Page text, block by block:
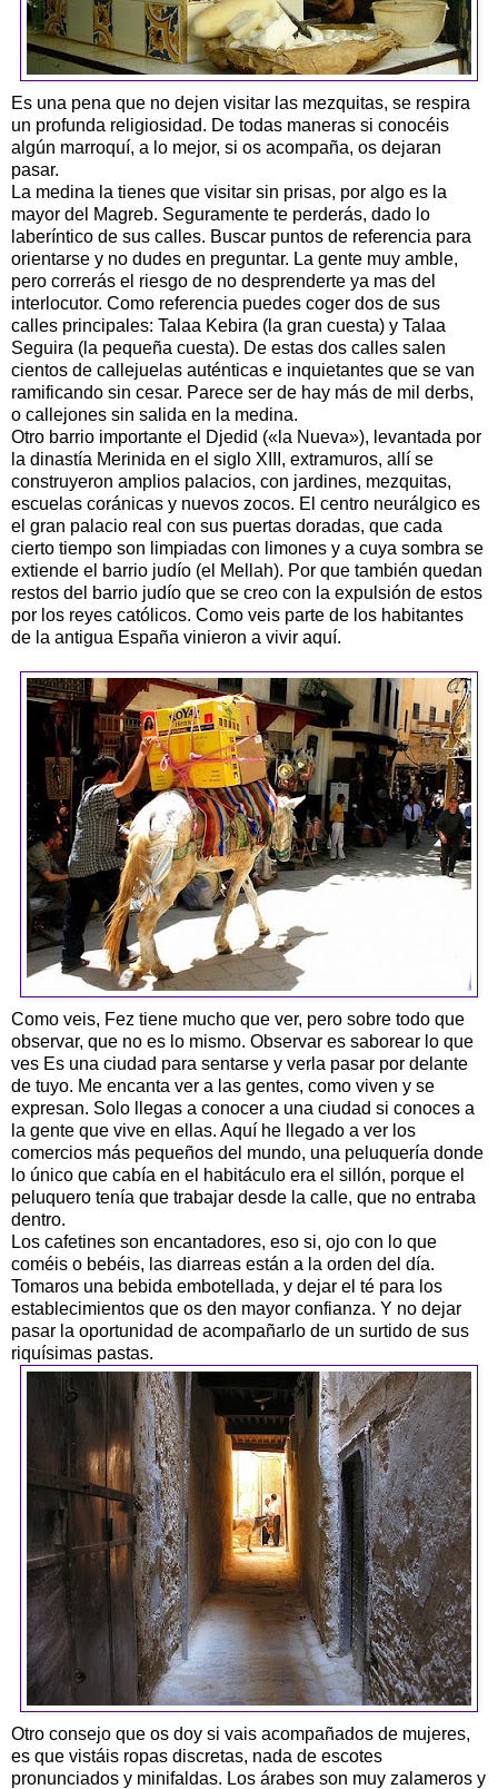
Es una pena que no dejen visitar las mezquitas, se respira
un profunda religiosidad. De todas maneras si conocéis
algún marroquí, a lo mejor, si os acompaña, os dejaran
pasar.
La medina la tienes que visitar sin prisas, por algo es la
mayor del Magreb. Seguramente te perderás, dado lo
laberíntico de sus calles. Buscar puntos de referencia para
orientarse y no dudes en preguntar. La gente muy amble,
pero correrás el riesgo de no desprenderte ya mas del
interlocutor. Como referencia puedes coger dos de sus
calles principales: Talaa Kebira (la gran cuesta) y Talaa
Seguira (la pequeña cuesta). De estas dos calles salen
cientos de callejuelas auténticas e inquietantes que se van
ramificando sin cesar. Parece ser de hay más de mil derbs,
o callejones sin salida en la medina.
Otro barrio importante el Djedid («la Nueva»), levantada por
la dinastía Merinida en el siglo XIII, extramuros, allí se
construyeron amplios palacios, con jardines, mezquitas,
escuelas coránicas y nuevos zocos. El centro neurálgico es
el gran palacio real con sus puertas doradas, que cada
cierto tiempo son limpiadas con limones y a cuya sombra se
extiende el barrio judío (el Mellah). Por que también quedan
restos del barrio judío que se creo con la expulsión de estos
por los reyes católicos. Como veis parte de los habitantes
de la antigua España vinieron a vivir aquí.
Como veis, Fez tiene mucho que ver, pero sobre todo que
observar, que no es lo mismo. Observar es saborear lo que
ves Es una ciudad para sentarse y verla pasar por delante
de tuyo. Me encanta ver a las gentes, como viven y se
expresan. Solo llegas a conocer a una ciudad si conoces a
la gente que vive en ellas. Aquí he llegado a ver los
comercios más pequeños del mundo, una peluquería donde
lo único que cabía en el habitáculo era el sillón, porque el
peluquero tenía que trabajar desde la calle, que no entraba
dentro.
Los cafetines son encantadores, eso si, ojo con lo que
coméis o bebéis, las diarreas están a la orden del día.
Tomaros una bebida embotellada, y dejar el té para los
establecimientos que os den mayor confianza. Y no dejar
pasar la oportunidad de acompañarlo de un surtido de sus
riquísimas pastas.
Otro consejo que os doy si vais acompañados de mujeres,
es que vistáis ropas discretas, nada de escotes
pronunciados y minifaldas. Los árabes son muy zalameros y